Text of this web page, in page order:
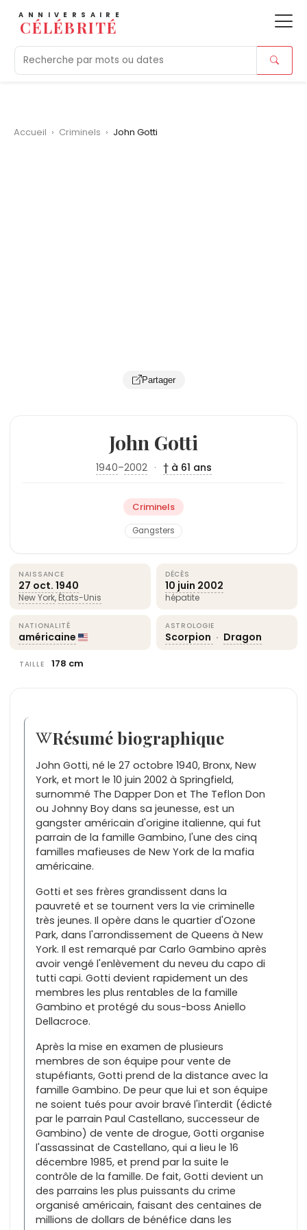
ANNIVERSAIRE
CÉLÉBRITÉ
Aujourd'hui Tendances Morts
Accueil › Criminels › John Gotti
Partager
John Gotti
1940–2002 · † à 61 ans
Criminels
Gangsters
NAISSANCE
27 oct. 1940
New York, États-Unis
DÉCÈS
10 juin 2002
hépatite
NATIONALITÉ
américaine
ASTROLOGIE
Scorpion · Dragon
TAILLE 178 cm
Résumé biographique
John Gotti, né le 27 octobre 1940, Bronx, New
York, et mort le 10 juin 2002 à Springfield,
surnommé The Dapper Don et The Teflon Don
ou Johnny Boy dans sa jeunesse, est un
gangster américain d'origine italienne, qui fut
parrain de la famille Gambino, l'une des cinq
familles mafieuses de New York de la mafia
américaine.
Gotti et ses frères grandissent dans la
pauvreté et se tournent vers la vie criminelle
très jeunes. Il opère dans le quartier d'Ozone
Park, dans l'arrondissement de Queens à New
York. Il est remarqué par Carlo Gambino après
avoir vengé l'enlèvement du neveu du capo di
tutti capi. Gotti devient rapidement un des
membres les plus rentables de la famille
Gambino et protégé du sous-boss Aniello
Dellacroce.
Après la mise en examen de plusieurs
membres de son équipe pour vente de
stupéfiants, Gotti prend de la distance avec la
famille Gambino. De peur que lui et son équipe
ne soient tués pour avoir bravé l'interdit (édicté
par le parrain Paul Castellano, successeur de
Gambino) de vente de drogue, Gotti organise
l'assassinat de Castellano, qui a lieu le 16
décembre 1985, et prend par la suite le
contrôle de la famille. De fait, Gotti devient un
des parrains les plus puissants du crime
organisé américain, faisant des centaines de
millions de dollars de bénéfice dans les